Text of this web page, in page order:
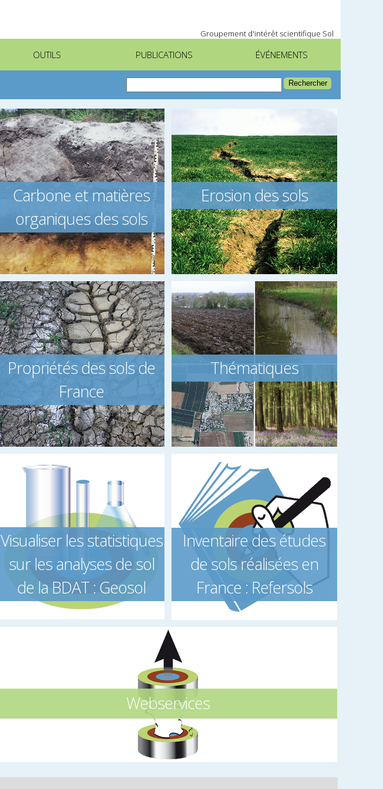
Groupement d'intérêt scientifique Sol
OUTILS PUBLICATIONS ÉVÉNEMENTS
Carbone et matières
organiques des sols
Erosion des sols
Propriétés des sols de
France
Thématiques
Visualiser les statistiques
sur les analyses de sol
de la BDAT : Geosol
Inventaire des études
de sols réalisées en
France : Refersols
Webservices